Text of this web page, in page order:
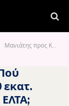
Μανιάτης προς Κομισιόν: Πού κατέληξαν πάνω από €300 εκατ. δημόσιου χρήματος για τα ΕΛΤΑ;